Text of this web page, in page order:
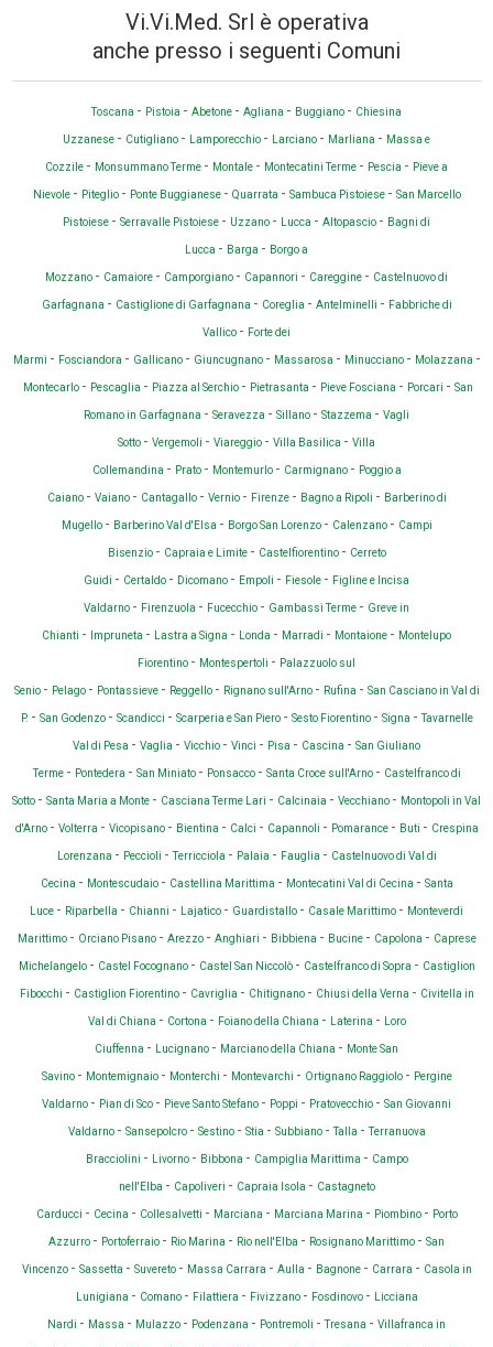
Vi.Vi.Med. Srl è operativa
anche presso i seguenti Comuni
Toscana - Pistoia - Abetone - Agliana - Buggiano - Chiesina
Uzzanese - Cutigliano - Lamporecchio - Larciano - Marliana - Massa e
Cozzile - Monsummano Terme - Montale - Montecatini Terme - Pescia - Pieve a
Nievole - Piteglio - Ponte Buggianese - Quarrata - Sambuca Pistoiese - San Marcello
Pistoiese - Serravalle Pistoiese - Uzzano - Lucca - Altopascio - Bagni di
Lucca - Barga - Borgo a
Mozzano - Camaiore - Camporgiano - Capannori - Careggine - Castelnuovo di
Garfagnana - Castiglione di Garfagnana - Coreglia - Antelminelli - Fabbriche di
Vallico - Forte dei
Marmi - Fosciandora - Gallicano - Giuncugnano - Massarosa - Minucciano - Molazzana -
Montecarlo - Pescaglia - Piazza al Serchio - Pietrasanta - Pieve Fosciana - Porcari - San
Romano in Garfagnana - Seravezza - Sillano - Stazzema - Vagli
Sotto - Vergemoli - Viareggio - Villa Basilica - Villa
Collemandina - Prato - Montemurlo - Carmignano - Poggio a
Caiano - Vaiano - Cantagallo - Vernio - Firenze - Bagno a Ripoli - Barberino di
Mugello - Barberino Val d'Elsa - Borgo San Lorenzo - Calenzano - Campi
Bisenzio - Capraia e Limite - Castelfiorentino - Cerreto
Guidi - Certaldo - Dicomano - Empoli - Fiesole - Figline e Incisa
Valdarno - Firenzuola - Fucecchio - Gambassi Terme - Greve in
Chianti - Impruneta - Lastra a Signa - Londa - Marradi - Montaione - Montelupo
Fiorentino - Montespertoli - Palazzuolo sul
Senio - Pelago - Pontassieve - Reggello - Rignano sull'Arno - Rufina - San Casciano in Val di
P. - San Godenzo - Scandicci - Scarperia e San Piero - Sesto Fiorentino - Signa -Tavarnelle
Val di Pesa - Vaglia - Vicchio - Vinci - Pisa - Cascina - San Giuliano
Terme - Pontedera - San Miniato - Ponsacco - Santa Croce sull'Arno - Castelfranco di
Sotto - Santa Maria a Monte - Casciana Terme Lari - Calcinaia - Vecchiano - Montopoli in Val
d'Arno - Volterra - Vicopisano - Bientina - Calci - Capannoli - Pomarance - Buti - Crespina
Lorenzana - Peccioli -Terricciola - Palaia - Fauglia - Castelnuovo di Val di
Cecina - Montescudaio - Castellina Marittima - Montecatini Val di Cecina - Santa
Luce - Riparbella - Chianni - Lajatico - Guardistallo - Casale Marittimo - Monteverdi
Marittimo - Orciano Pisano - Arezzo - Anghiari - Bibbiena - Bucine - Capolona - Caprese
Michelangelo - Castel Focognano - Castel San Niccolò - Castelfranco di Sopra - Castiglion
Fibocchi - Castiglion Fiorentino - Cavriglia - Chitignano - Chiusi della Verna - Civitella in
Val di Chiana - Cortona - Foiano della Chiana - Laterina - Loro
Ciuffenna - Lucignano - Marciano della Chiana - Monte San
Savino - Montemignaio - Monterchi - Montevarchi - Ortignano Raggiolo - Pergine
Valdarno - Pian di Sco - Pieve Santo Stefano - Poppi - Pratovecchio - San Giovanni
Valdarno - Sansepolcro - Sestino - Stia - Subbiano -Talla -Terranuova
Bracciolini - Livorno - Bibbona - Campiglia Marittima - Campo
nell'Elba - Capoliveri - Capraia Isola - Castagneto
Carducci - Cecina - Collesalvetti - Marciana - Marciana Marina - Piombino - Porto
Azzurro - Portoferraio - Rio Marina - Rio nell'Elba - Rosignano Marittimo - San
Vincenzo - Sassetta - Suvereto - Massa Carrara - Aulla - Bagnone - Carrara - Casola in
Lunigiana - Comano - Filattiera - Fivizzano - Fosdinovo - Licciana
Nardi - Massa - Mulazzo - Podenzana - Pontremoli -Tresana - Villafranca in